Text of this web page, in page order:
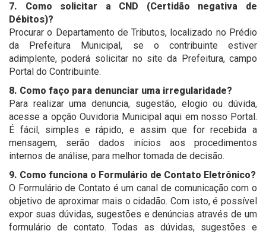
7. Como solicitar a CND (Certidão negativa de
Débitos)?
Procurar o Departamento de Tributos, localizado no Prédio
da Prefeitura Municipal, se o contribuinte estiver
adimplente, poderá solicitar no site da Prefeitura, campo
Portal do Contribuinte.
8. Como faço para denunciar uma irregularidade?
Para realizar uma denuncia, sugestão, elogio ou dúvida,
acesse a opção Ouvidoria Municipal aqui em nosso Portal.
É fácil, simples e rápido, e assim que for recebida a
mensagem, serão dados inícios aos procedimentos
internos de análise, para melhor tomada de decisão.
9. Como funciona o Formulário de Contato Eletrônico?
O Formulário de Contato é um canal de comunicação com o
objetivo de aproximar mais o cidadão. Com isto, é possível
expor suas dúvidas, sugestões e denúncias através de um
formulário de contato. Todas as dúvidas, sugestões e